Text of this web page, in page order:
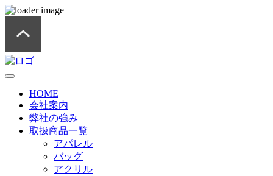
HOME
会社案内
弊社の強み
取扱商品一覧
アパレル
バッグ
アクリル